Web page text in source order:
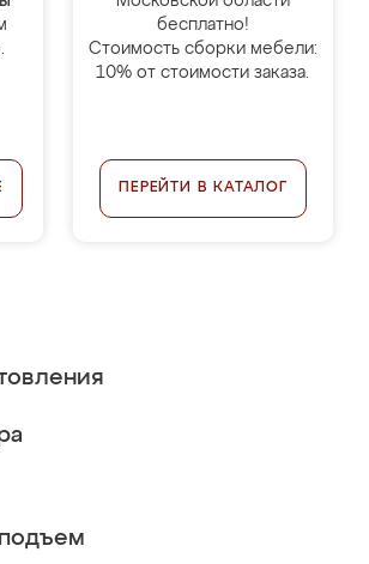
бесплатно!
Стоимость сборки мебели:
10% от стоимости заказа.
ПЕРЕЙТИ В КАТАЛОГ